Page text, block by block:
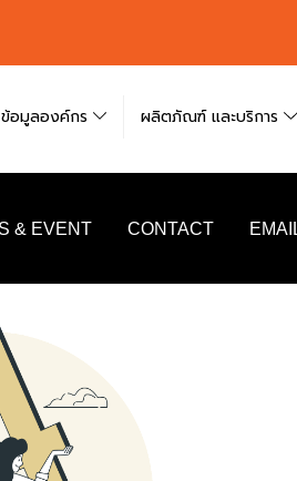
ข้อมูลองค์กร ผลิตภัณฑ์ และบริการ